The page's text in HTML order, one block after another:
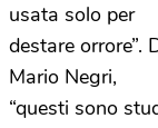
usata solo per
destare orrore”.
Mario Negri,
“questi sono